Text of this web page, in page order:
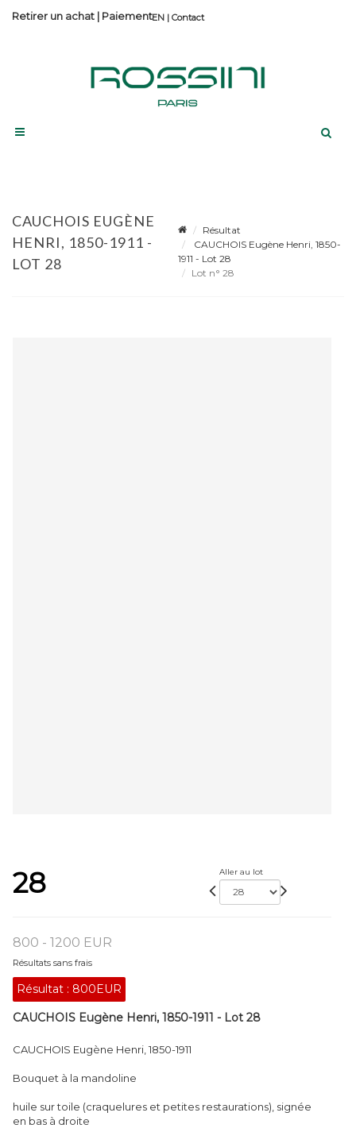
Contact
Retirer un achat | Paiement
CAUCHOIS EUGÈNE
HENRI, 1850-1911 -
LOT 28
Résultat
CAUCHOIS Eugène Henri, 1850-
1911 - Lot 28
Lot n° 28
28 Aller au lot
800 - 1200 EUR
Résultats sans frais
Résultat : 800EUR
CAUCHOIS Eugène Henri, 1850-1911 - Lot 28
CAUCHOIS Eugène Henri, 1850-1911
Bouquet à la mandoline
huile sur toile (craquelures et petites restaurations), signée
en bas à droite